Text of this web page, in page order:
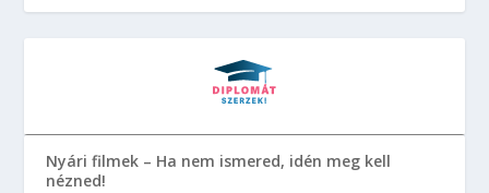
Nyári filmek – Ha nem ismered, idén meg kell
nézned!